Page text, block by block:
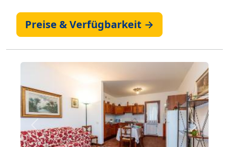
Preise & Verfügbarkeit →
Zurück Weiter